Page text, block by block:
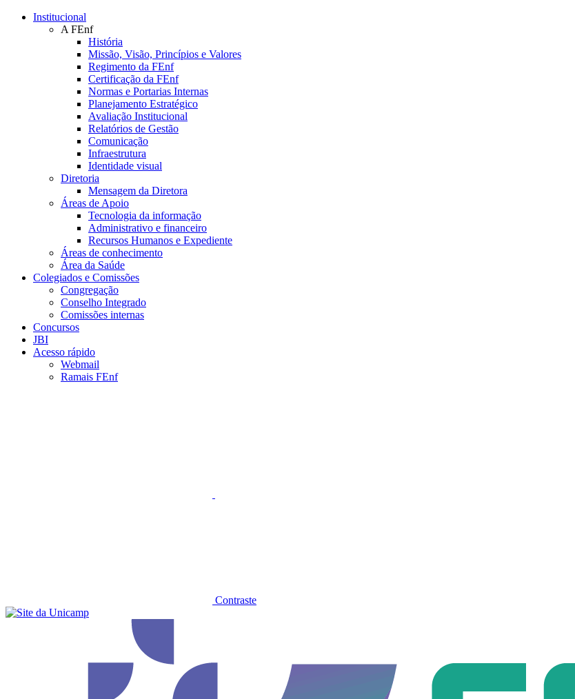
Conteúdo principal
Institucional
A FEnf
História
Missão, Visão, Princípios e Valores
Regimento da FEnf
Certificação da FEnf
Normas e Portarias Internas
Planejamento Estratégico
Avaliação Institucional
Relatórios de Gestão
Comunicação
Infraestrutura
Identidade visual
Diretoria
Mensagem da Diretora
Áreas de Apoio
Tecnologia da informação
Administrativo e financeiro
Recursos Humanos e Expediente
Áreas de conhecimento
Área da Saúde
Colegiados e Comissões
Congregação
Conselho Integrado
Comissões internas
Concursos
JBI
Acesso rápido
Webmail
Ramais FEnf
Contraste